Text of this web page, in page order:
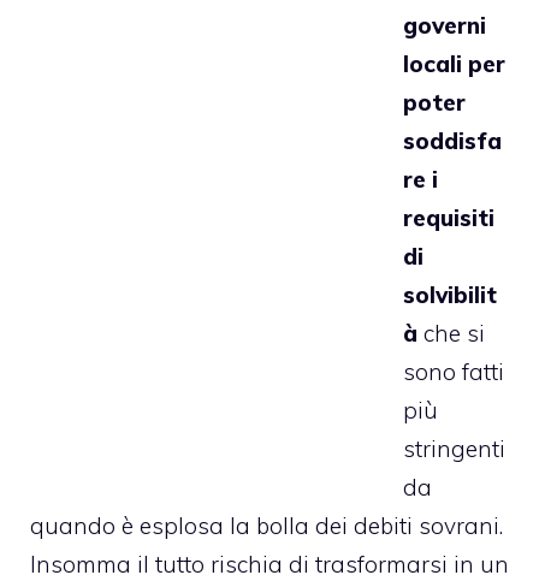
governi
locali per
poter
soddisfa
re i
requisiti
di
solvibilit
à che si
sono fatti
più
stringenti
da
quando è esplosa la bolla dei debiti sovrani.
Insomma il tutto rischia di trasformarsi in un